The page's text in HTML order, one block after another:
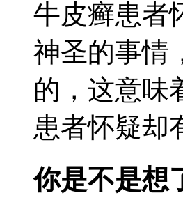
牛皮癣患者
神圣的事情
的，这意味
患者怀疑却
你是不是想